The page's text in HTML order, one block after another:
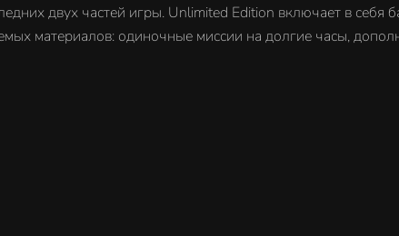
двух частей игры. Unlimited Edition включает в себя
материалов: одиночные миссии на долгие часы,